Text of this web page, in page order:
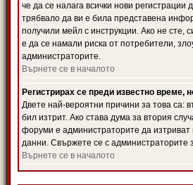
че да се налага всички нови
трябвало да ви е била представена
получили мейл с инструкции. Ако не сте,
е да се намали риска от потребители,
администраторите.
Върнете се в началото
Регистрирах се преди известно време,
Двете най-вероятни причини за това са:
бил изтрит. Ако става дума за втория
форуми е администраторите да
данни. Свържете се с администраторите
Върнете се в началото